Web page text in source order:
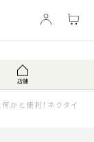
何かと便利！ネクタイの